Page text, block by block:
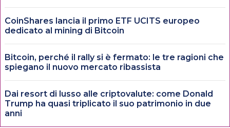
CoinShares lancia il primo ETF UCITS europeo
dedicato al mining di Bitcoin
Bitcoin, perché il rally si è fermato: le tre ragioni che
spiegano il nuovo mercato ribassista
Dai resort di lusso alle criptovalute: come Donald
Trump ha quasi triplicato il suo patrimonio in due
anni